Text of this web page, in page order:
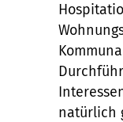
natürlich